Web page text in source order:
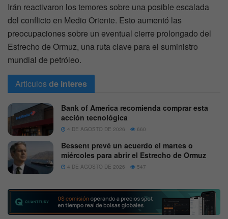
Irán reactivaron los temores sobre una posible escalada
del conflicto en Medio Oriente. Esto aumentó las
preocupaciones sobre un eventual cierre prolongado del
Estrecho de Ormuz, una ruta clave para el suministro
mundial de petróleo.
Articulosde interes
Bank of America recomienda comprar esta
acción tecnológica
4 DE AGOSTO DE 2026 660
Bessent prevé un acuerdo el martes o
miércoles para abrir el Estrecho de Ormuz
4 DE AGOSTO DE 2026 547